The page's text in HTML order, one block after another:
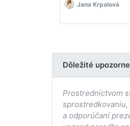
Jana Krpalová
Dôležité
Prostredníctvom
sprostredkovaniu,
a odporúčaní